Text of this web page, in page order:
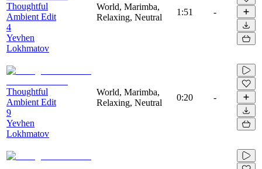
Thoughtful
Ambient Edit
4
Yevhen
Lokhmatov
World, Marimba,
Relaxing, Neutral
1:51 -
Thoughtful
Ambient Edit
9
Yevhen
Lokhmatov
World, Marimba,
Relaxing, Neutral
0:20 -